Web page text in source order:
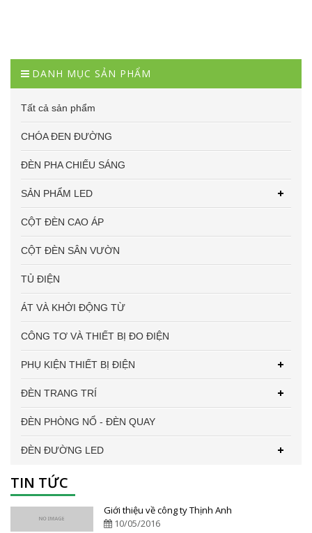
DANH MỤC SẢN PHẨM
Tất cả sản phẩm
CHÓA ĐEN ĐƯỜNG
ĐÈN PHA CHIẾU SÁNG
SẢN PHẨM LED
CỘT ĐÈN CAO ÁP
CỘT ĐÈN SÂN VƯỜN
TỦ ĐIỆN
ÁT VÀ KHỞI ĐỘNG TỪ
CÔNG TƠ VÀ THIẾT BỊ ĐO ĐIỆN
PHỤ KIỆN THIẾT BỊ ĐIỆN
ĐÈN TRANG TRÍ
ĐÈN PHÒNG NỔ - ĐÈN QUAY
ĐÈN ĐƯỜNG LED
TIN TỨC
Giới thiệu về công ty Thịnh Anh
10/05/2016